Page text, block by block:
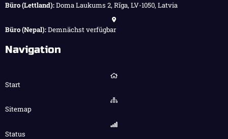
Büro (Lettland):Doma Laukums 2, Rīga, LV-1050, Latvia
Büro (Nepal):Demnächst verfügbar
Navigation
Start
Sitemap
Status